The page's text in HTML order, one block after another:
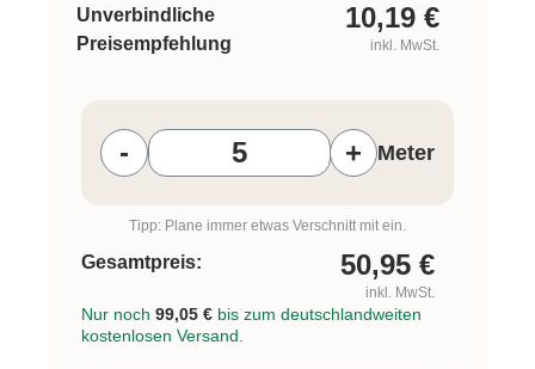
Unverbindliche
Preisempfehlung
10,19 €
inkl. MwSt.
- + Meter
Tipp: Plane immer etwas Verschnitt mit ein.
Gesamtpreis: 50,95 €
inkl. MwSt.
Nur noch 99,05 € bis zum deutschlandweiten
kostenlosen Versand.